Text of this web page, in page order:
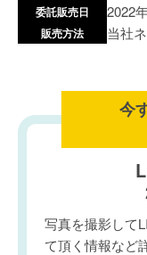
委託販売日 2022
販売方法 当社
今
写真を撮影して
て頂く情報など